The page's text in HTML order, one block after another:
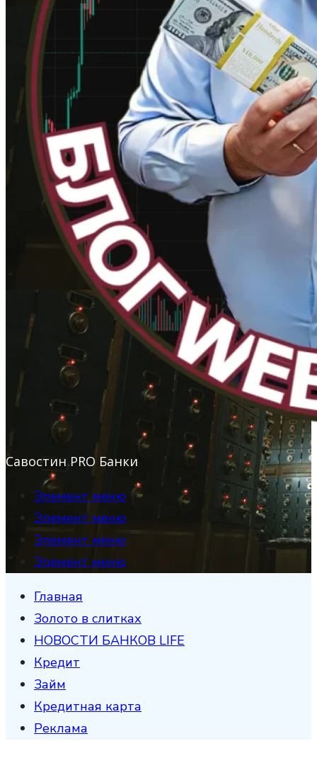
Савостин PRO Банки
Элемент меню
Элемент меню
Элемент меню
Элемент меню
Главная
Золото в слитках
НОВОСТИ БАНКОВ LIFE
Кредит
Займ
Кредитная карта
Реклама